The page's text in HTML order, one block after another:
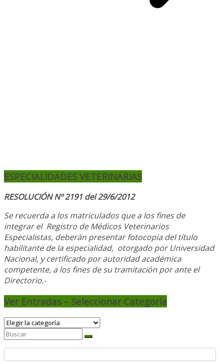
ESPECIALIDADES VETERINARIAS
RESOLUCIÓN Nº 2191 del 29/6/2012
Se recuerda a los matriculados que a los fines de
integrar el Registro de Médicos Veterinarios
Especialistas, deberán presentar fotocopia del título
habilitante de la especialidad, otorgado por Universidad
Nacional, ycertificado por autoridad académica
competente, a los fines de su tramitación por ante el
Directorio.-
Ver Entradas – Seleccionar Categoría
Ver
Entradas
–